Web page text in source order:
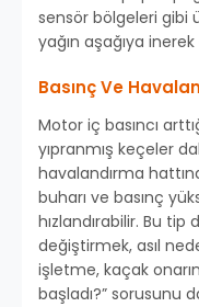
sensör bölgeleri gibi
yağın aşağıya
Basınç Ve
Motor iç basıncı
yıpranmış keçeler
havalandırma
buharı ve basınç
hızlandırabilir. Bu
değiştirmek, asıl
işletme, kaçak
başladı?” sorusunu